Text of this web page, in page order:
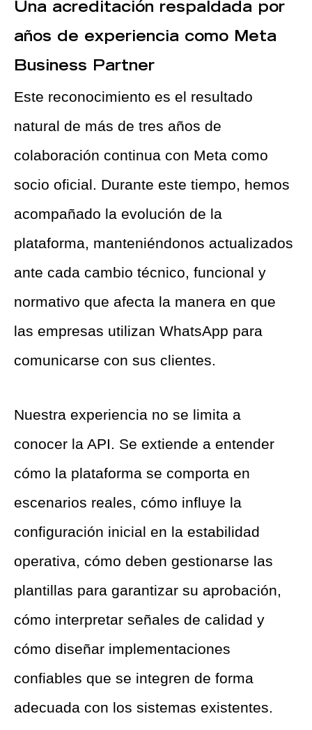
Una acreditación respaldada por
años de experiencia como Meta
Business Partner
Este reconocimiento es el resultado
natural de más de tres años de
colaboración continua con Meta como
socio oficial. Durante este tiempo, hemos
acompañado la evolución de la
plataforma, manteniéndonos actualizados
ante cada cambio técnico, funcional y
normativo que afecta la manera en que
las empresas utilizan WhatsApp para
comunicarse con sus clientes.
Nuestra experiencia no se limita a
conocer la API. Se extiende a entender
cómo la plataforma se comporta en
escenarios reales, cómo influye la
configuración inicial en la estabilidad
operativa, cómo deben gestionarse las
plantillas para garantizar su aprobación,
cómo interpretar señales de calidad y
cómo diseñar implementaciones
confiables que se integren de forma
adecuada con los sistemas existentes.